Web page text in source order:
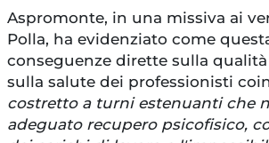
Aspromonte, in una missiva ai
Polla, ha evidenziato come
conseguenze dirette sulla
sulla salute dei professionisti
costretto a turni estenuanti che
adeguato recupero psicofisico,